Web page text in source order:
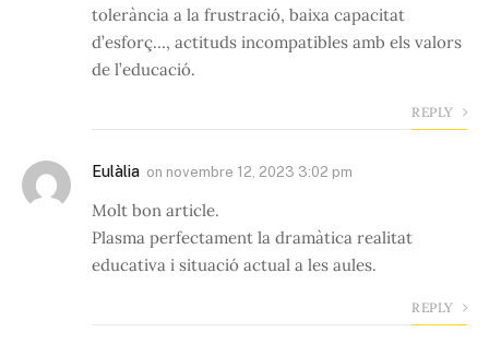
tolerància a la frustració, baixa capacitat
d’esforç…, actituds incompatibles amb els valors
de l’educació.
REPLY
Eulàlia on novembre 12, 2023 3:02 pm
Molt bon article.
Plasma perfectament la dramàtica realitat
educativa i situació actual a les aules.
REPLY